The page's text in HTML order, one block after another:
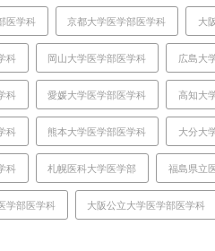
医学科 京都大学医学部医学科 大
科 岡山大学医学部医学科 広島大
科 愛媛大学医学部医学科 高知大
科 熊本大学医学部医学科 大分大
科 札幌医科大学医学部 福島県立
学部医学科 大阪公立大学医学部医学科